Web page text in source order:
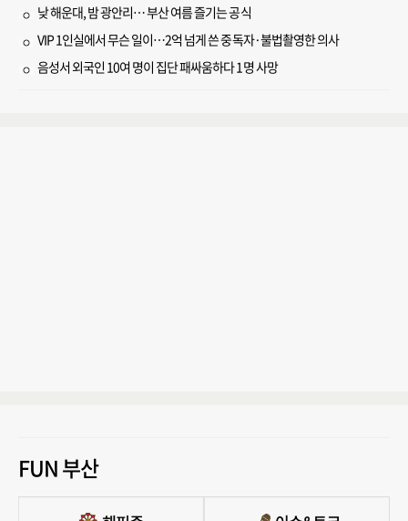
낮 해운대, 밤 광안리… 부산 여름 즐기는 공식
VIP 1인실에서 무슨 일이…2억 넘게 쓴 중독자·불법촬영한 의사
음성서 외국인 10여 명이 집단 패싸움하다 1명 사망
FUN 부산